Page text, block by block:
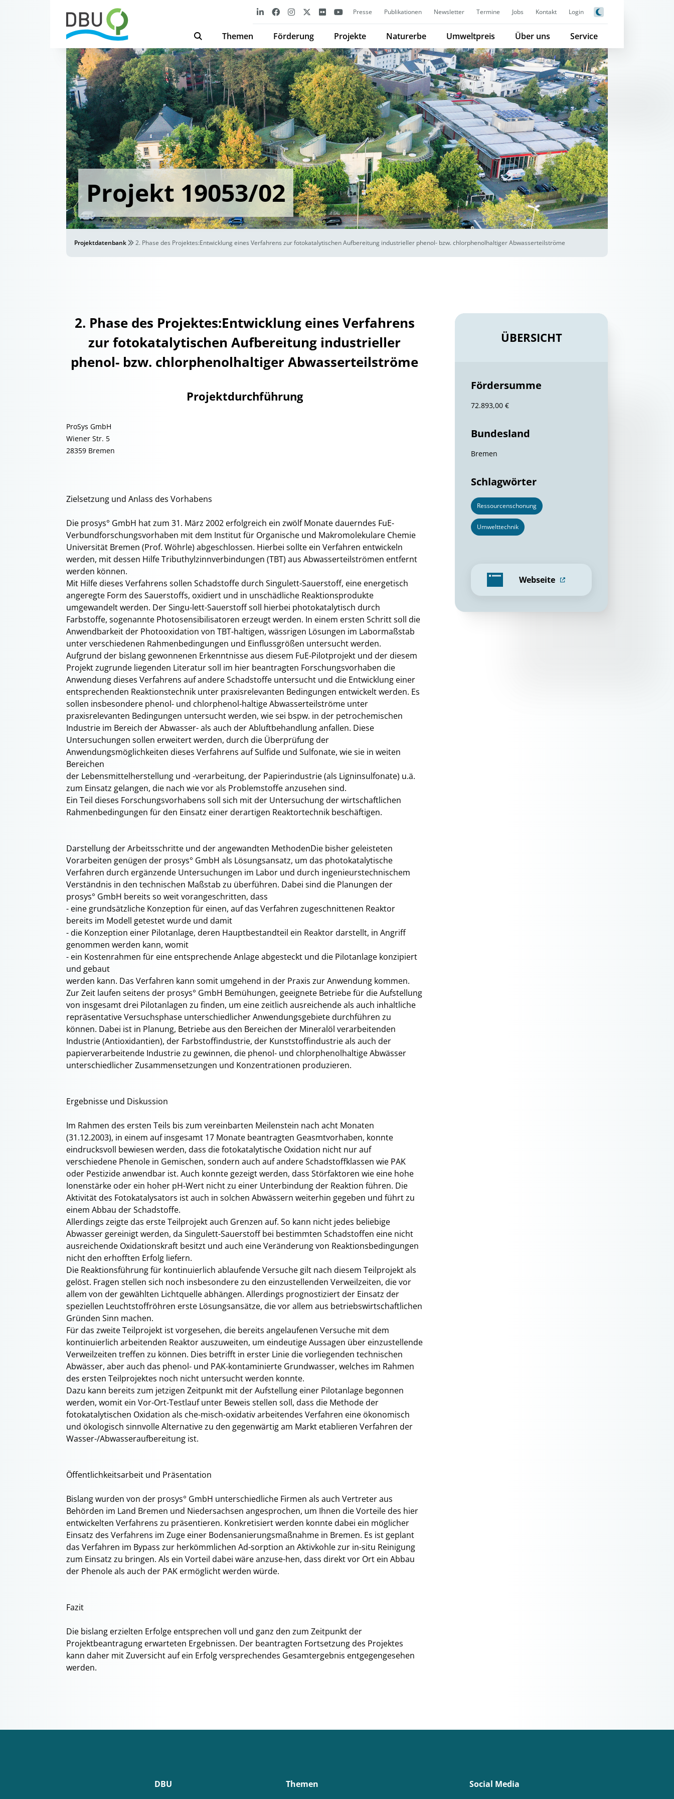
Presse Publikationen Newsletter Termine Jobs Kontakt Login
Themen Förderung Projekte Naturerbe Umweltpreis Über uns Service
Projekt 19053/02
Projektdatenbank 2. Phase des Projektes:Entwicklung eines Verfahrens zur fotokatalytischen Aufbereitung industrieller phenol- bzw. chlorphenolhaltiger Abwasserteilströme
2. Phase des Projektes:Entwicklung eines Verfahrens
zur fotokatalytischen Aufbereitung industrieller
phenol- bzw. chlorphenolhaltiger Abwasserteilströme
Projektdurchführung
ProSys GmbH
Wiener Str. 5
28359 Bremen
Zielsetzung und Anlass des Vorhabens
Die prosys° GmbH hat zum 31. März 2002 erfolgreich ein zwölf Monate dauerndes FuE-
Verbundforschungsvorhaben mit dem Institut für Organische und Makromolekulare Chemie
Universität Bremen (Prof. Wöhrle) abgeschlossen. Hierbei sollte ein Verfahren entwickeln
werden, mit dessen Hilfe Tributhylzinnverbindungen (TBT) aus Abwasserteilströmen entfernt
werden können.
Mit Hilfe dieses Verfahrens sollen Schadstoffe durch Singulett-Sauerstoff, eine energetisch
angeregte Form des Sauerstoffs, oxidiert und in unschädliche Reaktionsprodukte
umgewandelt werden. Der Singu-lett-Sauerstoff soll hierbei photokatalytisch durch
Farbstoffe, sogenannte Photosensibilisatoren erzeugt werden. In einem ersten Schritt soll die
Anwendbarkeit der Photooxidation von TBT-haltigen, wässrigen Lösungen im Labormaßstab
unter verschiedenen Rahmenbedingungen und Einflussgrößen untersucht werden.
Aufgrund der bislang gewonnenen Erkenntnisse aus diesem FuE-Pilotprojekt und der diesem
Projekt zugrunde liegenden Literatur soll im hier beantragten Forschungsvorhaben die
Anwendung dieses Verfahrens auf andere Schadstoffe untersucht und die Entwicklung einer
entsprechenden Reaktionstechnik unter praxisrelevanten Bedingungen entwickelt werden. Es
sollen insbesondere phenol- und chlorphenol-haltige Abwasserteilströme unter
praxisrelevanten Bedingungen untersucht werden, wie sei bspw. in der petrochemischen
Industrie im Bereich der Abwasser- als auch der Abluftbehandlung anfallen. Diese
Untersuchungen sollen erweitert werden, durch die Überprüfung der
Anwendungsmöglichkeiten dieses Verfahrens auf Sulfide und Sulfonate, wie sie in weiten
Bereichen
der Lebensmittelherstellung und -verarbeitung, der Papierindustrie (als Ligninsulfonate) u.ä.
zum Einsatz gelangen, die nach wie vor als Problemstoffe anzusehen sind.
Ein Teil dieses Forschungsvorhabens soll sich mit der Untersuchung der wirtschaftlichen
Rahmenbedingungen für den Einsatz einer derartigen Reaktortechnik beschäftigen.
Darstellung der Arbeitsschritte und der angewandten MethodenDie bisher geleisteten
Vorarbeiten genügen der prosys° GmbH als Lösungsansatz, um das photokatalytische
Verfahren durch ergänzende Untersuchungen im Labor und durch ingenieurstechnischem
Verständnis in den technischen Maßstab zu überführen. Dabei sind die Planungen der
prosys° GmbH bereits so weit vorangeschritten, dass
- eine grundsätzliche Konzeption für einen, auf das Verfahren zugeschnittenen Reaktor
bereits im Modell getestet wurde und damit
- die Konzeption einer Pilotanlage, deren Hauptbestandteil ein Reaktor darstellt, in Angriff
genommen werden kann, womit
- ein Kostenrahmen für eine entsprechende Anlage abgesteckt und die Pilotanlage konzipiert
und gebaut
werden kann. Das Verfahren kann somit umgehend in der Praxis zur Anwendung kommen.
Zur Zeit laufen seitens der prosys° GmbH Bemühungen, geeignete Betriebe für die Aufstellung
von insgesamt drei Pilotanlagen zu finden, um eine zeitlich ausreichende als auch inhaltliche
repräsentative Versuchsphase unterschiedlicher Anwendungsgebiete durchführen zu
können. Dabei ist in Planung, Betriebe aus den Bereichen der Mineralöl verarbeitenden
Industrie (Antioxidantien), der Farbstoffindustrie, der Kunststoffindustrie als auch der
papierverarbeitende Industrie zu gewinnen, die phenol- und chlorphenolhaltige Abwässer
unterschiedlicher Zusammensetzungen und Konzentrationen produzieren.
Ergebnisse und Diskussion
Im Rahmen des ersten Teils bis zum vereinbarten Meilenstein nach acht Monaten
(31.12.2003), in einem auf insgesamt 17 Monate beantragten Geasmtvorhaben, konnte
eindrucksvoll bewiesen werden, dass die fotokatalytische Oxidation nicht nur auf
verschiedene Phenole in Gemischen, sondern auch auf andere Schadstoffklassen wie PAK
oder Pestizide anwendbar ist. Auch konnte gezeigt werden, dass Störfaktoren wie eine hohe
Ionenstärke oder ein hoher pH-Wert nicht zu einer Unterbindung der Reaktion führen. Die
Aktivität des Fotokatalysators ist auch in solchen Abwässern weiterhin gegeben und führt zu
einem Abbau der Schadstoffe.
Allerdings zeigte das erste Teilprojekt auch Grenzen auf. So kann nicht jedes beliebige
Abwasser gereinigt werden, da Singulett-Sauerstoff bei bestimmten Schadstoffen eine nicht
ausreichende Oxidationskraft besitzt und auch eine Veränderung von Reaktionsbedingungen
nicht den erhofften Erfolg liefern.
Die Reaktionsführung für kontinuierlich ablaufende Versuche gilt nach diesem Teilprojekt als
gelöst. Fragen stellen sich noch insbesondere zu den einzustellenden Verweilzeiten, die vor
allem von der gewählten Lichtquelle abhängen. Allerdings prognostiziert der Einsatz der
speziellen Leuchtstoffröhren erste Lösungsansätze, die vor allem aus betriebswirtschaftlichen
Gründen Sinn machen.
Für das zweite Teilprojekt ist vorgesehen, die bereits angelaufenen Versuche mit dem
kontinuierlich arbeitenden Reaktor auszuweiten, um eindeutige Aussagen über einzustellende
Verweilzeiten treffen zu können. Dies betrifft in erster Linie die vorliegenden technischen
Abwässer, aber auch das phenol- und PAK-kontaminierte Grundwasser, welches im Rahmen
des ersten Teilprojektes noch nicht untersucht werden konnte.
Dazu kann bereits zum jetzigen Zeitpunkt mit der Aufstellung einer Pilotanlage begonnen
werden, womit ein Vor-Ort-Testlauf unter Beweis stellen soll, dass die Methode der
fotokatalytischen Oxidation als che-misch-oxidativ arbeitendes Verfahren eine ökonomisch
und ökologisch sinnvolle Alternative zu den gegenwärtig am Markt etablieren Verfahren der
Wasser-/Abwasseraufbereitung ist.
Öffentlichkeitsarbeit und Präsentation
Bislang wurden von der prosys° GmbH unterschiedliche Firmen als auch Vertreter aus
Behörden im Land Bremen und Niedersachsen angesprochen, um Ihnen die Vorteile des hier
entwickelten Verfahrens zu präsentieren. Konkretisiert werden konnte dabei ein möglicher
Einsatz des Verfahrens im Zuge einer Bodensanierungsmaßnahme in Bremen. Es ist geplant
das Verfahren im Bypass zur herkömmlichen Ad-sorption an Aktivkohle zur in-situ Reinigung
zum Einsatz zu bringen. Als ein Vorteil dabei wäre anzuse-hen, dass direkt vor Ort ein Abbau
der Phenole als auch der PAK ermöglicht werden würde.
Fazit
Die bislang erzielten Erfolge entsprechen voll und ganz den zum Zeitpunkt der
Projektbeantragung erwarteten Ergebnissen. Der beantragten Fortsetzung des Projektes
kann daher mit Zuversicht auf ein Erfolg versprechendes Gesamtergebnis entgegengesehen
werden.
ÜBERSICHT
Fördersumme
72.893,00 €
Bundesland
Bremen
Schlagwörter
Ressourcenschonung
Umwelttechnik
Webseite
DBU Themen Social Media